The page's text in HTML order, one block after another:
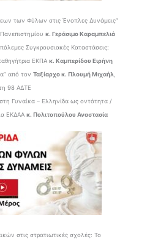
των Φύλων στις Ένοπλες Δυνάμεις”
κ. Γεράσιμο Καραμπελιά
Συγκρουσιακές Καταστάσεις:
ΕΚΠΑ κ. Καμπερίδου Ειρήνη
από τον Ταξίαρχο κ. Πλουμή Μιχαήλ
98 ΑΔΤΕ
Γυναίκα – Ελληνίδα ως οντότητα /
ΕΚΔΑΑ κ. Πολιτοπούλου Αναστασία
στις στρατιωτικές σχολές: Το